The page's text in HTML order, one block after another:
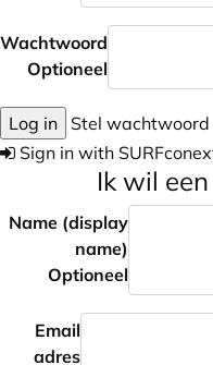
Wachtwoord
Optioneel
Log in
Stel
Sign in with
Ik wil
Name (display
name)
Optioneel
Email
adres